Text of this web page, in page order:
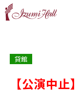
貸館
【公演中止】